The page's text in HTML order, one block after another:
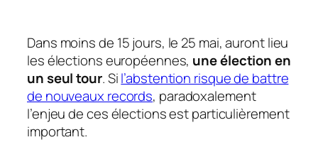
Dans moins de 15 jours, le 25 mai, auront lieu
les élections européennes, une élection en
un seul tour. Sil’abstention risque de battre
de nouveaux records, paradoxalement
l’enjeu de ces élections est particulièrement
important.